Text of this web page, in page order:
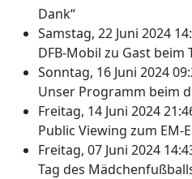
Dank“
Samstag, 22 Juni 2024
DFB-Mobil zu Gast beim
Sonntag, 16 Juni 2024
Unser Programm beim
Freitag, 14 Juni 2024
Public Viewing zum EM-
Freitag, 07 Juni 2024
Tag des